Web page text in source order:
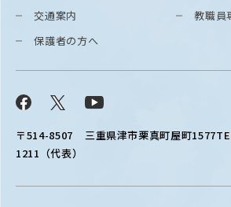
〒514-8507 三重県津市栗真町屋町1577
1211（代表）
交通案内
保護者の方へ
Facebook
教職員